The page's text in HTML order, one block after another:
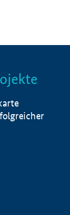
Info